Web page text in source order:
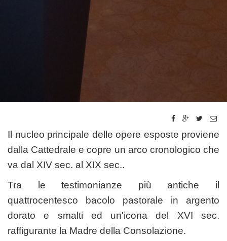
Il nucleo principale delle opere esposte proviene
dalla Cattedrale e copre un arco cronologico che
va dal XIV sec. al XIX sec..
Tra le testimonianze più antiche il
quattrocentesco bacolo pastorale in argento
dorato e smalti ed un'icona del XVI sec.
raffigurante la Madre della Consolazione.